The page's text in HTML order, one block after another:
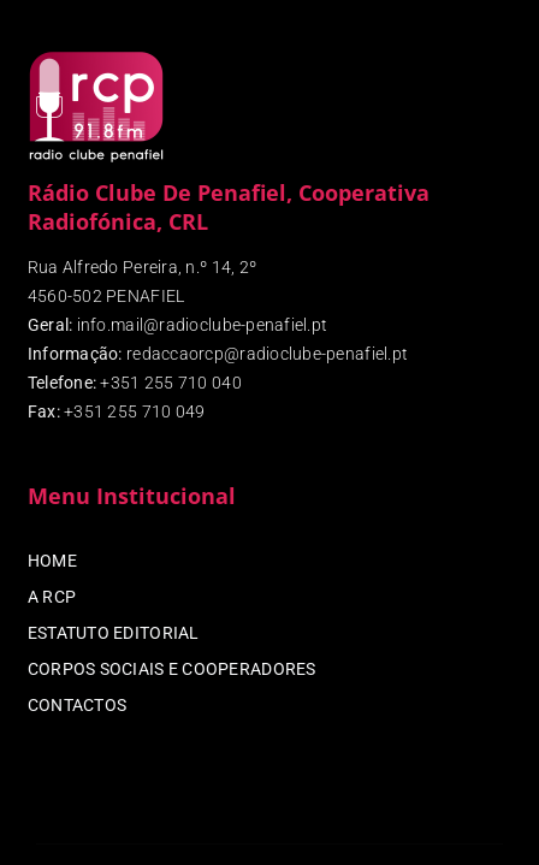
Rádio Clube De Penafiel, Cooperativa
Radiofónica, CRL
Rua Alfredo Pereira, n.º 14, 2º
4560-502 PENAFIEL
Geral: info.mail@radioclube-penafiel.pt
Informação: redaccaorcp@radioclube-penafiel.pt
Telefone: +351 255 710 040
Fax:+351 255 710 049
Menu Institucional
HOME
A RCP
ESTATUTO EDITORIAL
CORPOS SOCIAIS E COOPERADORES
CONTACTOS